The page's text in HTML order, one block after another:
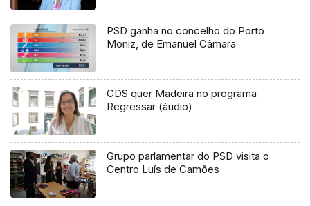
PSD ganha no concelho do Porto
Moniz, de Emanuel Câmara
CDS quer Madeira no programa
Regressar (áudio)
Grupo parlamentar do PSD visita o
Centro Luís de Camões